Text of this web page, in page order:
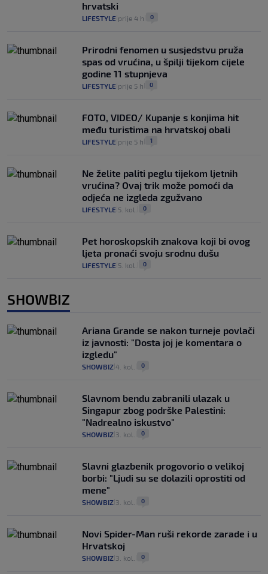
hrvatski
LIFESTYLE prije 4 h 0
Prirodni fenomen u susjedstvu pruža
spas od vrućina, u špilji tijekom cijele
godine 11 stupnjeva
LIFESTYLE prije 5 h 0
FOTO, VIDEO/ Kupanje s konjima hit
među turistima na hrvatskoj obali
LIFESTYLE prije 5 h 1
Ne želite paliti peglu tijekom ljetnih
vrućina? Ovaj trik može pomoći da
odjeća ne izgleda zgužvano
LIFESTYLE 5. kol. 0
Pet horoskopskih znakova koji bi ovog
ljeta pronaći svoju srodnu dušu
LIFESTYLE 5. kol. 0
SHOWBIZ
Ariana Grande se nakon turneje povlači
iz javnosti: "Dosta joj je komentara o
izgledu"
SHOWBIZ 4. kol. 0
Slavnom bendu zabranili ulazak u
Singapur zbog podrške Palestini:
"Nadrealno iskustvo"
SHOWBIZ 3. kol. 0
Slavni glazbenik progovorio o velikoj
borbi: "Ljudi su se dolazili oprostiti od
mene"
SHOWBIZ 3. kol. 0
Novi Spider-Man ruši rekorde zarade i u
Hrvatskoj
SHOWBIZ 3. kol. 0